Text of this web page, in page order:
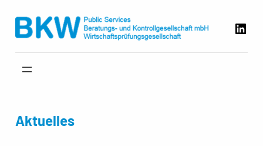
Inhalt
Aktuelles